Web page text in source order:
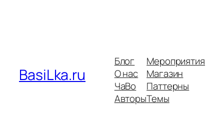
BasiLka.ru
Блог
О нас
ЧаВо
Авторы
Мероприятия
Магазин
Паттерны
Темы